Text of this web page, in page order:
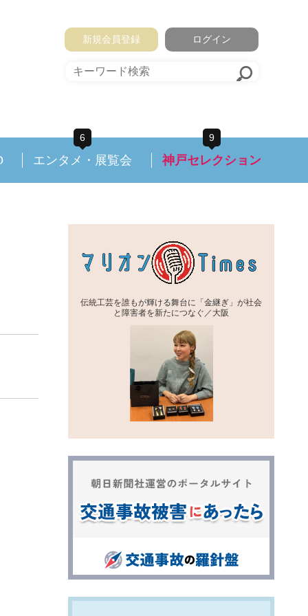
新規会員登録 ログイン
6
エンタメ・展覧会
9
神戸セレクション
伝統工芸を誰もが輝ける舞台に「金継ぎ」が社会
と障害者を新たにつなぐ／大阪